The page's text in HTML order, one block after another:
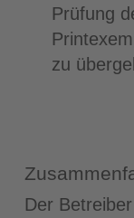
Prüfung
zu
Der